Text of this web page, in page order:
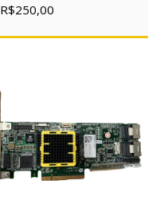
R$250,00